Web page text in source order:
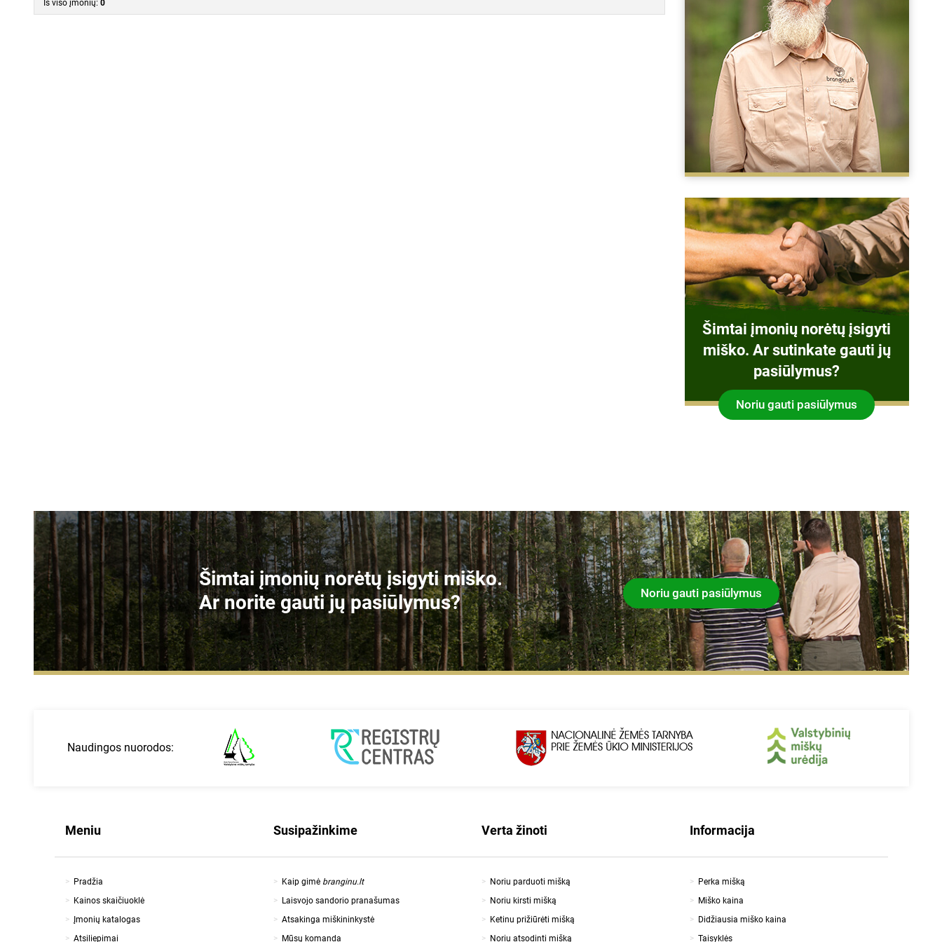
Iš viso įmonių: 0
Šimtai įmonių norėtų įsigyti
miško. Ar sutinkate gauti jų
pasiūlymus?
Noriu gauti pasiūlymus
Šimtai įmonių norėtų įsigyti miško.
Ar norite gauti jų pasiūlymus?
Noriu gauti pasiūlymus
Naudingos nuorodos:
Meniu
Pradžia
Kainos skaičiuoklė
Įmonių katalogas
Atsiliepimai
Susipažinkime
Kaip gimė branginu.lt
Laisvojo sandorio pranašumas
Atsakinga miškininkystė
Mūsų komanda
Verta žinoti
Noriu parduoti mišką
Noriu kirsti mišką
Ketinu prižiūrėti mišką
Noriu atsodinti mišką
Informacija
Perka mišką
Miško kaina
Didžiausia miško kaina
Taisyklės
Susipažinau ir sutinku suBranginu.lt taisyklėmis,